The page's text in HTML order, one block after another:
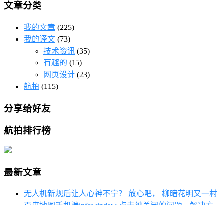
文章分类
我的文章 (225)
我的译文 (73)
技术资讯 (35)
有趣的 (15)
网页设计 (23)
航拍 (115)
分享给好友
航拍排行榜
最新文章
无人机新规后让人心神不宁？ 放心吧， 柳暗花明又一村